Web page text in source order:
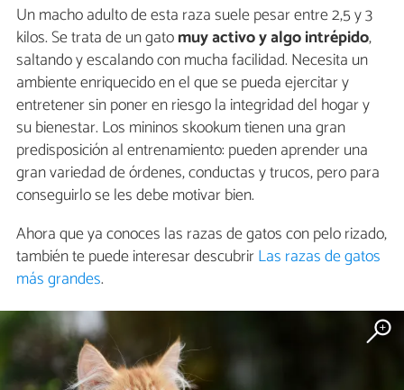
Un macho adulto de esta raza suele pesar entre 2,5 y 3
kilos. Se trata de un gatomuy activo y algo intrépido,
saltando y escalando con mucha facilidad. Necesita un
ambiente enriquecido en el que se pueda ejercitar y
entretener sin poner en riesgo la integridad del hogar y
su bienestar. Los mininos skookum tienen una gran
predisposición al entrenamiento: pueden aprender una
gran variedad de órdenes, conductas y trucos, pero para
conseguirlo se les debe motivar bien.
Ahora que ya conoces las razas de gatos con pelo rizado,
también te puede interesar descubrirLas razas de gatos
más grandes.